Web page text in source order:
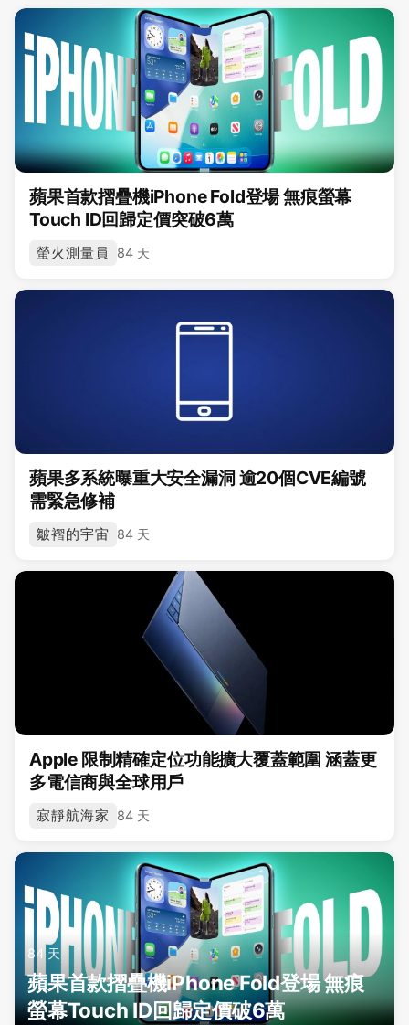
蘋果首款摺疊機iPhone Fold登場 無痕螢幕
Touch ID回歸定價突破6萬
螢火測量員 84 天
蘋果多系統曝重大安全漏洞 逾20個CVE編號
需緊急修補
皺褶的宇宙 84 天
Apple 限制精確定位功能擴大覆蓋範圍 涵蓋更
多電信商與全球用戶
寂靜航海家 84 天
84 天
蘋果首款摺疊機iPhone Fold登場 無痕
螢幕Touch ID回歸定價破6萬